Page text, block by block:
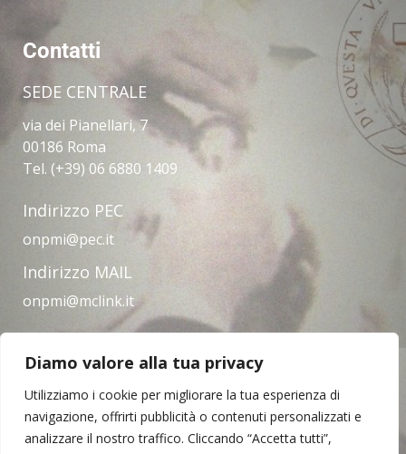
Diamo valore alla tua privacy
Utilizziamo i cookie per migliorare la tua esperienza di
navigazione, offrirti pubblicità o contenuti personalizzati e
analizzare il nostro traffico. Cliccando “Accetta tutti”,
Contatti
SEDE CENTRALE
via dei Pianellari, 7
00186 Roma
Tel. (+39) 06 6880 1409
Indirizzo PEC
onpmi@pec.it
Indirizzo MAIL
onpmi@mclink.it
Amministrazione trasparente
Privacy Policy
Note legali
Contatti